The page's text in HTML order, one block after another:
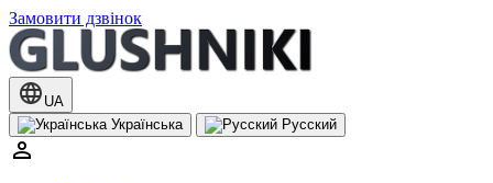
Замовити дзвінок
UA
Українська
Русский